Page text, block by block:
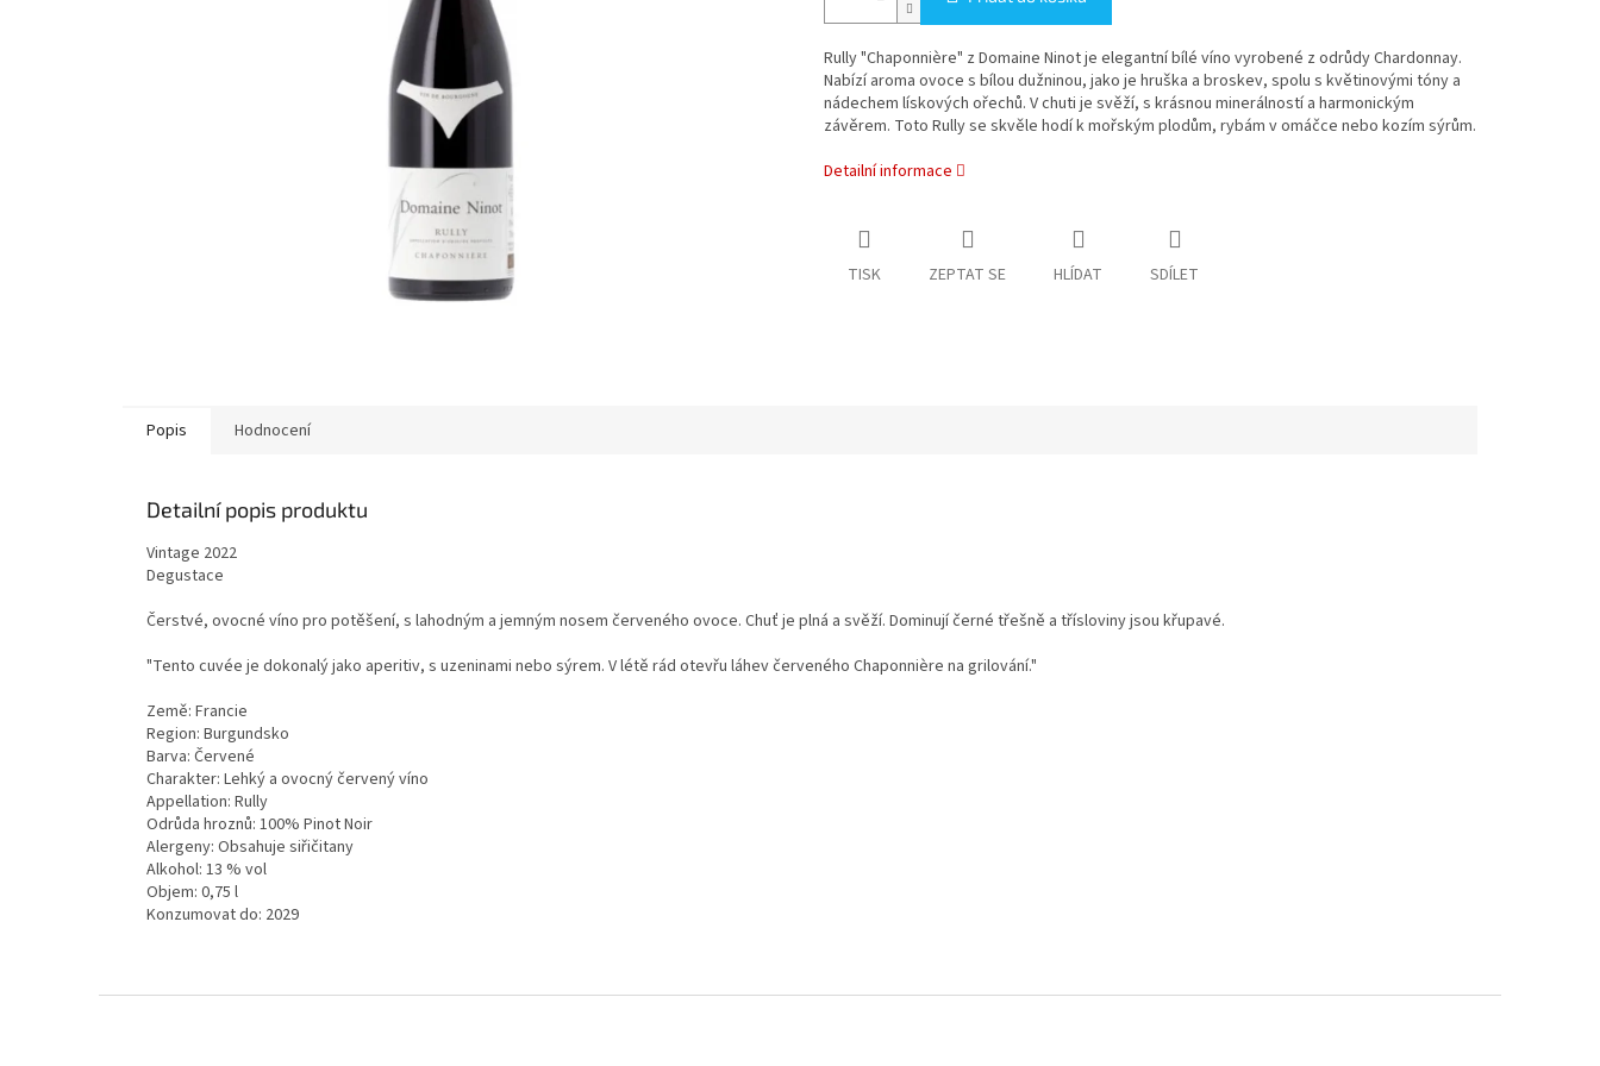
Rully "Chaponnière" z Domaine Ninot je elegantní bílé víno vyrobené z odrůdy Chardonnay.
Nabízí aroma ovoce s bílou dužninou, jako je hruška a broskev, spolu s květinovými tóny a
nádechem lískových ořechů. V chuti je svěží, s krásnou minerálností a harmonickým
závěrem. Toto Rully se skvěle hodí k mořským plodům, rybám v omáčce nebo kozím sýrům.
Detailní informace
TISK ZEPTAT SE HLÍDAT SDÍLET
Popis Hodnocení
Detailní popis produktu
Vintage 2022
Degustace
Čerstvé, ovocné víno pro potěšení, s lahodným a jemným nosem červeného ovoce. Chuť je plná a svěží. Dominují černé třešně a třísloviny jsou křupavé.
"Tento cuvée je dokonalý jako aperitiv, s uzeninami nebo sýrem. V létě rád otevřu láhev červeného Chaponnière na grilování."
Země: Francie
Region: Burgundsko
Barva: Červené
Charakter: Lehký a ovocný červený víno
Appellation: Rully
Odrůda hroznů: 100% Pinot Noir
Alergeny: Obsahuje siřičitany
Alkohol: 13 % vol
Objem: 0,75 l
Konzumovat do: 2029